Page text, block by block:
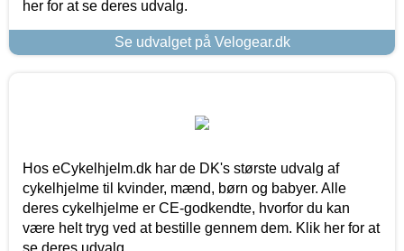
her for at se deres udvalg.
Se udvalget på Velogear.dk
Hos eCykelhjelm.dk har de DK's største udvalg af
cykelhjelme til kvinder, mænd, børn og babyer. Alle
deres cykelhjelme er CE-godkendte, hvorfor du kan
være helt tryg ved at bestille gennem dem. Klik her for at
se deres udvalg.